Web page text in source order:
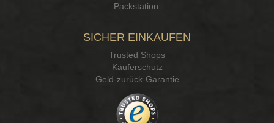
Packstation
SICHER EINKAUFEN
Trusted Shops
Käuferschutz
Geld-zurück-Garantie